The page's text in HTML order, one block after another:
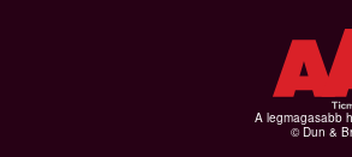
A legmagasabb
© Dun &